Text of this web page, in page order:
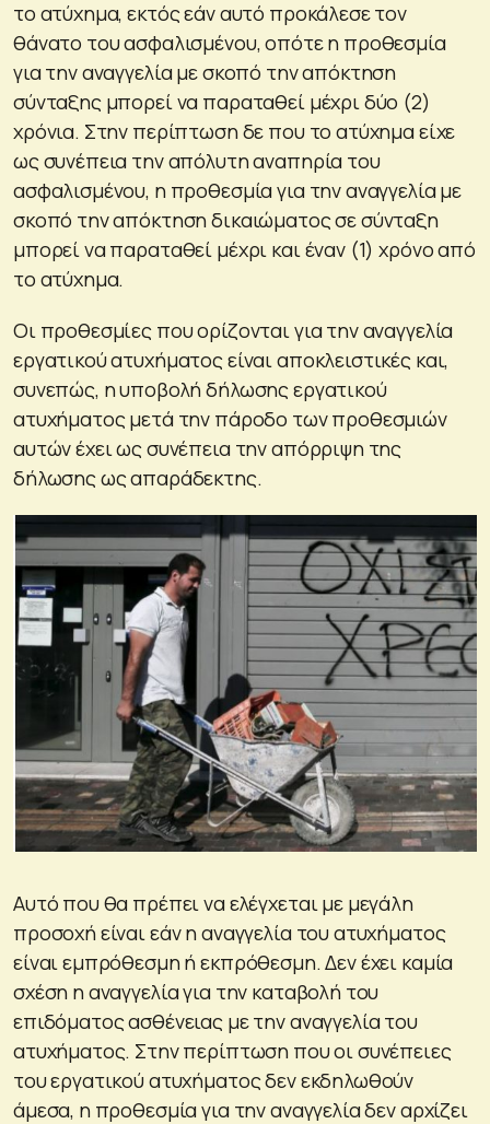
το ατύχημα, εκτός εάν αυτό προκάλεσε τον
θάνατο του ασφαλισμένου, οπότε η προθεσμία
για την αναγγελία με σκοπό την απόκτηση
σύνταξης μπορεί να παραταθεί μέχρι δύο (2)
χρόνια. Στην περίπτωση δε που το ατύχημα είχε
ως συνέπεια την απόλυτη αναπηρία του
ασφαλισμένου, η προθεσμία για την αναγγελία με
σκοπό την απόκτηση δικαιώματος σε σύνταξη
μπορεί να παραταθεί μέχρι και έναν (1) χρόνο από
το ατύχημα.
Οι προθεσμίες που ορίζονται για την αναγγελία
εργατικού ατυχήματος είναι αποκλειστικές και,
συνεπώς, η υποβολή δήλωσης εργατικού
ατυχήματος μετά την πάροδο των προθεσμιών
αυτών έχει ως συνέπεια την απόρριψη της
δήλωσης ως απαράδεκτης.
Αυτό που θα πρέπει να ελέγχεται με μεγάλη
προσοχή είναι εάν η αναγγελία του ατυχήματος
είναι εμπρόθεσμη ή εκπρόθεσμη. Δεν έχει καμία
σχέση η αναγγελία για την καταβολή του
επιδόματος ασθένειας με την αναγγελία του
ατυχήματος. Στην περίπτωση που οι συνέπειες
του εργατικού ατυχήματος δεν εκδηλωθούν
άμεσα, η προθεσμία για την αναγγελία δεν αρχίζει